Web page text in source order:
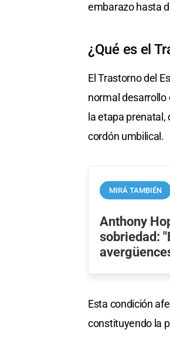
embarazo hasta
¿Qué es el
El Trastorno del
normal desarrollo
la etapa
cordón umbilical.
MIRÁ TAMBIÉN
Anthony
sobriedad:
Esta condición
constituyendo la